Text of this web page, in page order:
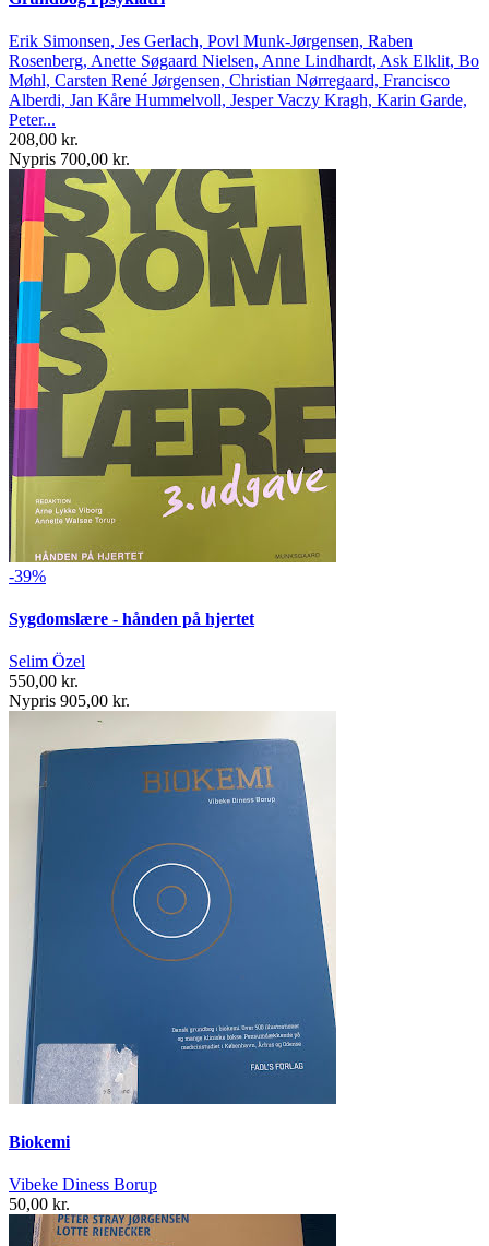
Erik Simonsen, Jes Gerlach, Povl Munk-Jørgensen, Raben
Rosenberg, Anette Søgaard Nielsen, Anne Lindhardt, Ask Elklit, Bo
Møhl, Carsten René Jørgensen, Christian Nørregaard, Francisco
Alberdi, Jan Kåre Hummelvoll, Jesper Vaczy Kragh, Karin Garde,
Peter...
208,00 kr.
Nypris 700,00 kr.
-39%
Sygdomslære - hånden på hjertet
Selim Özel
550,00 kr.
Nypris 905,00 kr.
Biokemi
Vibeke Diness Borup
50,00 kr.